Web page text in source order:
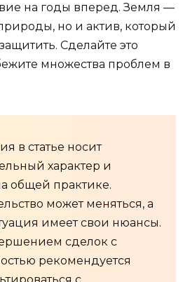
на годы вперед. Земля —
но и актив, который
Сделайте это
множества проблем в
в статье носит
характер и
общей практике.
может меняться, а
имеет свои нюансы.
сделок с
рекомендуется